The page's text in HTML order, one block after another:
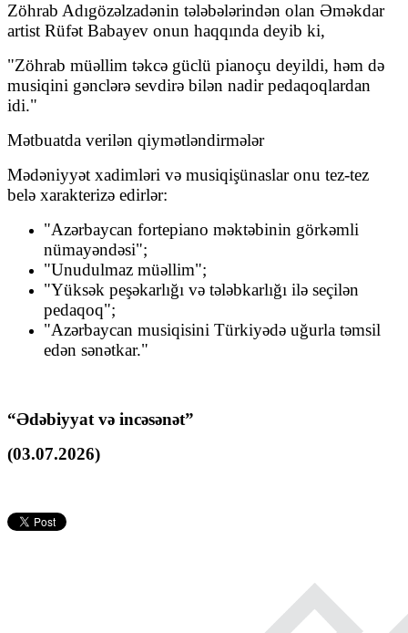
Zöhrab Adıgözəlzadənin tələbələrindən olan Əməkdar
artist Rüfət Babayev onun haqqında deyib ki,
"Zöhrab müəllim təkcə güclü pianoçu deyildi, həm də
musiqini gənclərə sevdirə bilən nadir pedaqoqlardan
idi."
Mətbuatda verilən qiymətləndirmələr
Mədəniyyət xadimləri və musiqişünaslar onu tez-tez
belə xarakterizə edirlər:
"Azərbaycan fortepiano məktəbinin görkəmli
nümayəndəsi";
"Unudulmaz müəllim";
"Yüksək peşəkarlığı və tələbkarlığı ilə seçilən
pedaqoq";
"Azərbaycan musiqisini Türkiyədə uğurla təmsil
edən sənətkar."
“Ədəbiyyat və incəsənət”
(03.07.2026)